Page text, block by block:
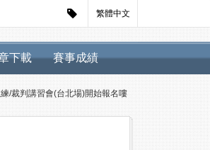
繁體中文
下載 賽事成績
/裁判講習會(台北場)開始報名嘍